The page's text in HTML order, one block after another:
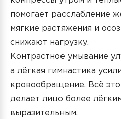
помогает расслабление
мягкие растяжения и
снижают нагрузку.
Контрастное умывание
а лёгкая гимнастика
кровообращение. Всё
делает лицо более
выразительным.